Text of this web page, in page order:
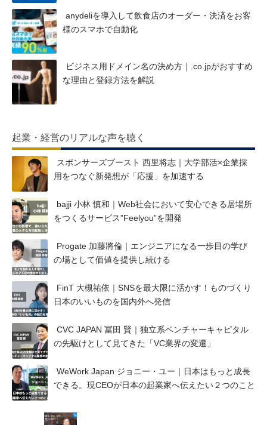
anydeliを導入して飲食店のオーダー・決済をお客
様のスマホで自動化
ビジネス用ドメイン名の決め方｜.co.jpがおすすめ
な理由と登録方法を解説
起業・経営のリアルな声を聴く
スポンサーズブースト 西里将志｜大学部活×企業採
用をつなぐ新発想が「応援」を加速する
bajji 小林 慎和｜Web社会において安心できる居場所
をつくるサービス”Feelyou”を開発
Progate 加藤將倫｜エンジニアになる一歩目の学び
の場として価値を提供し続ける
FinT 大槻祐依｜SNSを最大限に活かす！ものづくり
日本のいいものを国内外へ発信
CVC JAPAN 冨田 賢｜独立系ベンチャーキャピタル
の先駆けとして見てきた「VC業界の変遷」
WeWork Japan ジョニー・ユー｜日本はもっと成長
できる。現CEOが日本の起業家へ伝えたい２つのこと